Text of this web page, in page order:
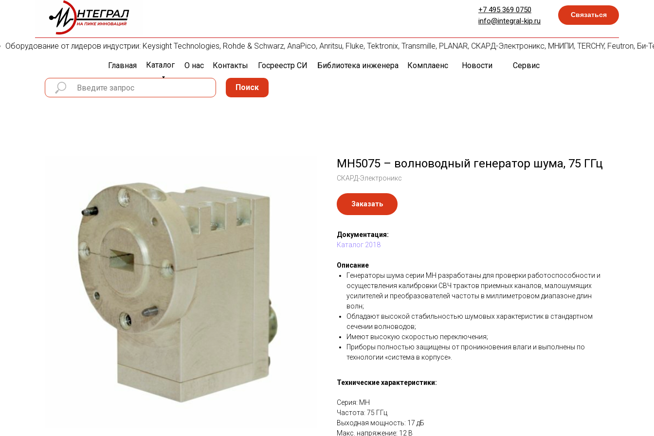
Связаться
+7 495 369 0750
info@integral-kip.ru
Оборудование от лидеров индустрии: Keysight Technologies, Rohde & Schwarz, AnaPico, Anritsu, Fluke, Tektronix, Transmille, PLANAR, СКАРД-Электроникс, МНИПИ, TERCHY, Feutron, Би-
Главная Каталог О нас Контакты Госреестр СИ Библиотека инженера Комплаенс Новости Сервис
Поиск
МН5075 – волноводный генератор шума, 75 ГГц
СКАРД-Электроникс
Заказать
Документация:
Каталог 2018
Описание
Генераторы шума серии МН разработаны для проверки работоспособности и
осуществления калибровки СВЧ трактов приемных каналов, малошумящих
усилителей и преобразователей частоты в миллиметровом диапазоне длин
волн;
Обладают высокой стабильностью шумовых характеристик в стандартном
сечении волноводов;
Имеют высокую скоростью переключения;
Приборы полностью защищены от проникновения влаги и выполнены по
технологии «система в корпусе».
Технические характеристики:
Серия: МН
Частота: 75 ГГц
Выходная мощность: 17 дБ
Макс. напряжение: 12 В